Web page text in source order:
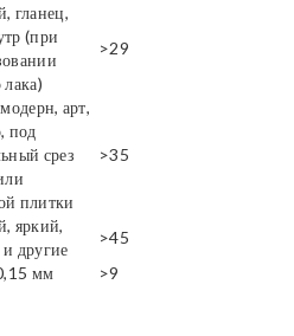
гланец,
(при
лака)
>29
арт,
под
срез
плитки
>35
яркий,
другие
>45
мм >9